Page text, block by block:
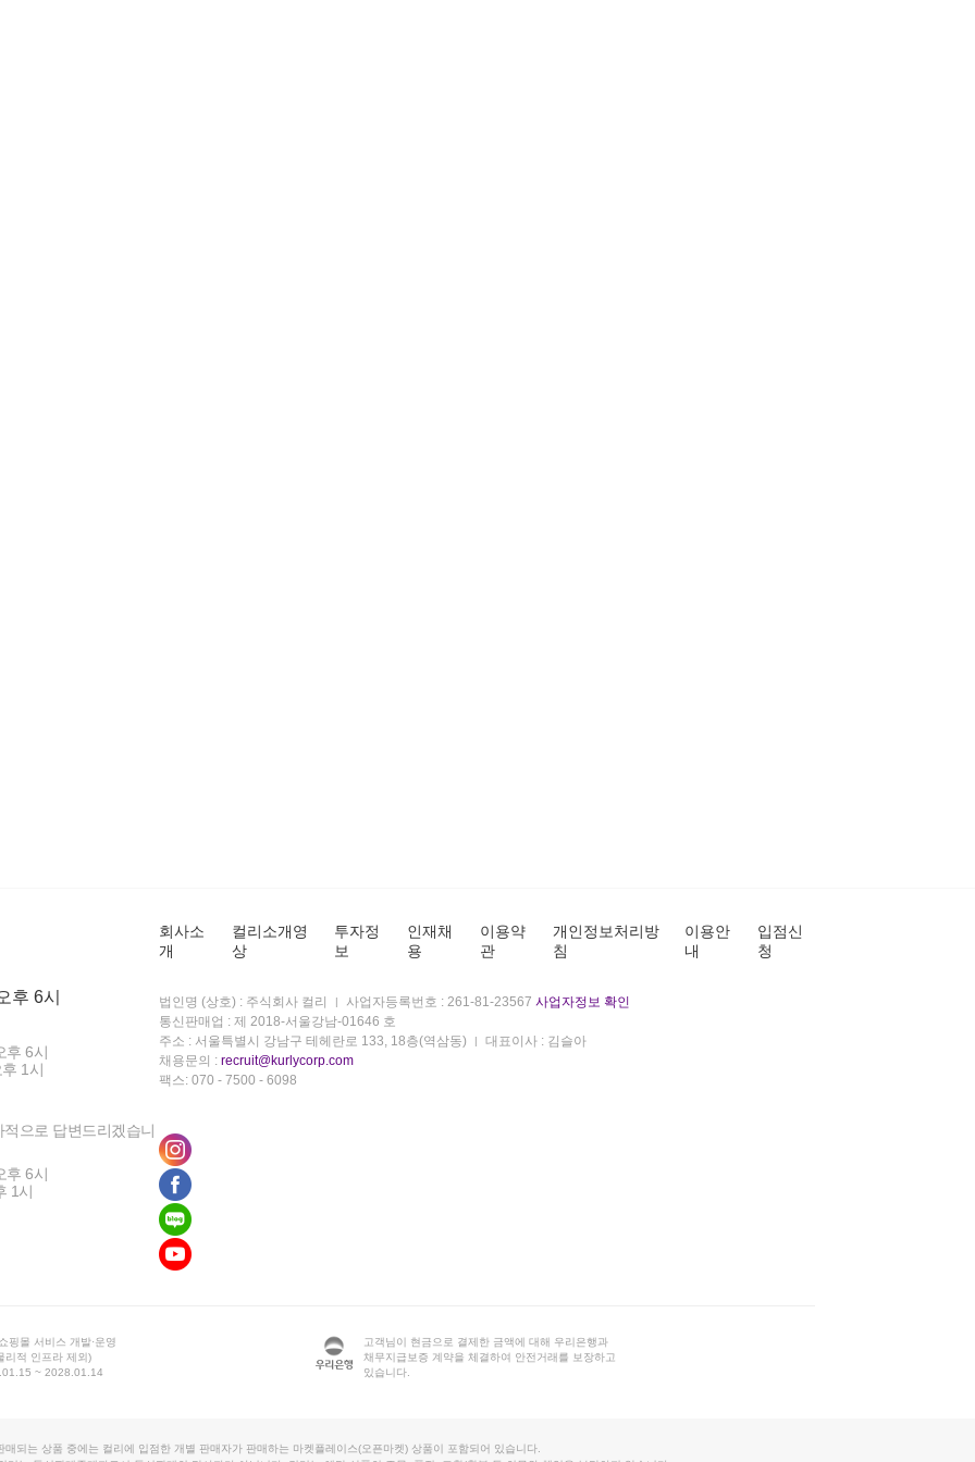
후 6시
후 6시
1시
으로 답변드리겠습니
후 6시
1시
회사소
개
컬리소개영
상
투자정
보
인재채
용
이용약
관
개인정보처리방
침
이용안
내
입점신
청
법인명 (상호) : 주식회사 컬리 사업자등록번호 : 261-81-23567 사업자정보 확인
통신판매업 : 제 2018-서울강남-01646 호
주소 : 서울특별시 강남구 테헤란로 133, 18층(역삼동)
대표이사 : 김슬아
채용문의 : recruit@kurlycorp.com
팩스: 070 - 7500 - 6098
핑몰 서비스 개발·운영
리적 인프라 제외)
~ 2028.01.14
고객님이 현금으로 결제한 금액에 대해 우리은행과
채무지급보증 계약을 체결하여 안전거래를 보장하고
있습니다.
매되는 상품 중에는 컬리에 입점한 개별 판매자가 판매하는 마켓플레이스(오픈마켓) 상품이 포함되어 있습니다.